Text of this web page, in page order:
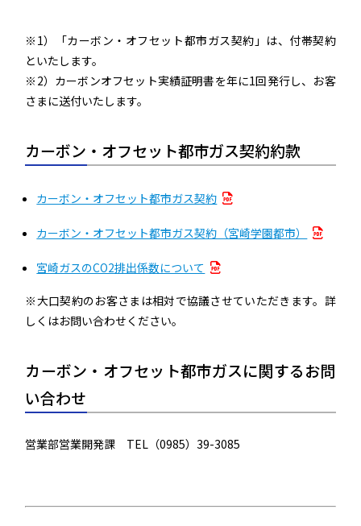
※1）「カーボン・オフセット都市ガス契約」は、付帯契約
といたします。
※2）カーボンオフセット実績証明書を年に1回発行し、お客
さまに送付いたします。
カーボン・オフセット都市ガス契約約款
カーボン・オフセット都市ガス契約
カーボン・オフセット都市ガス契約（宮崎学園都市）
宮崎ガスのCO2排出係数について
※大口契約のお客さまは相対で協議させていただきます。詳
しくはお問い合わせください。
カーボン・オフセット都市ガスに関するお問
い合わせ
営業部営業開発課 TEL（0985）39-3085